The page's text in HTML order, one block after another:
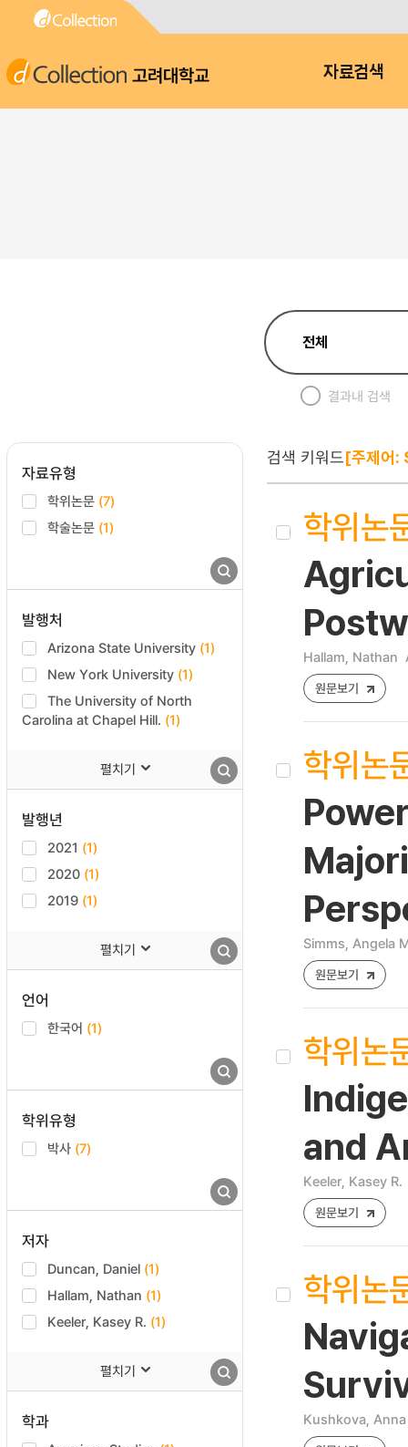
고려대학교 자료검색
결과내 검색
자료유형
학위논문 (7)
학술논문 (1)
발행처
Arizona State University (1)
New York University (1)
The University of North
Carolina at Chapel Hill. (1)
펼치기
발행년
2021 (1)
2020 (1)
2019 (1)
펼치기
언어
한국어 (1)
학위유형
박사 (7)
저자
Duncan, Daniel (1)
Hallam, Nathan (1)
Keeler, Kasey R. (1)
펼치기
학과
검색 키워드[주제어:
학위논
Hallam, Nathan
원문보기
학위논
Simms, Angela
원문보기
학위논
and
Keeler, Kasey R.
원문보기
학위논
Kushkova, Anna